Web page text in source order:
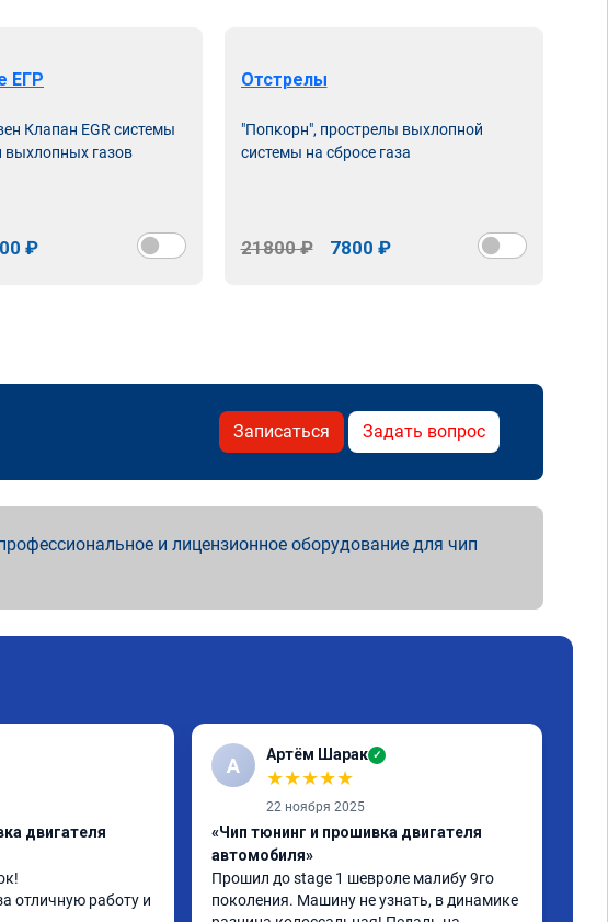
ЕГР
Клапан EGR системы
выхлопных газов
₽
Отстрелы
"Попкорн", прострелы выхлопной
системы на сбросе газа
21800 ₽ 7800 ₽
Записаться Задать вопрос
и лицензионное оборудование для чип
двигателя
отличную работу и
А Артём Шарак ✓
★★★★★
22 ноября 2025
«Чип тюнинг и прошивка двигателя
автомобиля»
Прошил до stage 1 шевроле малибу 9го
поколения. Машину не узнать, в динамике